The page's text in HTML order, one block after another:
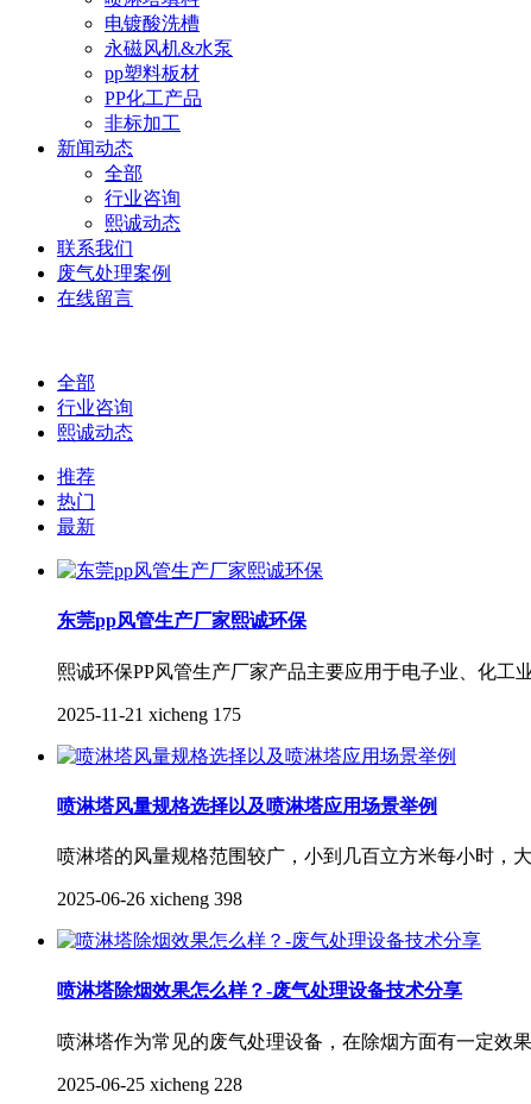
电镀酸洗槽
永磁风机&水泵
pp塑料板材
PP化工产品
非标加工
新闻动态
全部
行业咨询
熙诚动态
联系我们
废气处理案例
在线留言
全部
行业咨询
熙诚动态
推荐
热门
最新
东莞pp风管生产厂家熙诚环保
熙诚环保PP风管生产厂家产品主要应用于电子业、化工
2025-11-21 xicheng 175
喷淋塔风量规格选择以及喷淋塔应用场景举例
喷淋塔的风量规格范围较广，小到几百立方米每小时，
2025-06-26 xicheng 398
喷淋塔除烟效果怎么样？-废气处理设备技术分享
喷淋塔作为常见的废气处理设备，在除烟方面有一定效
2025-06-25 xicheng 228